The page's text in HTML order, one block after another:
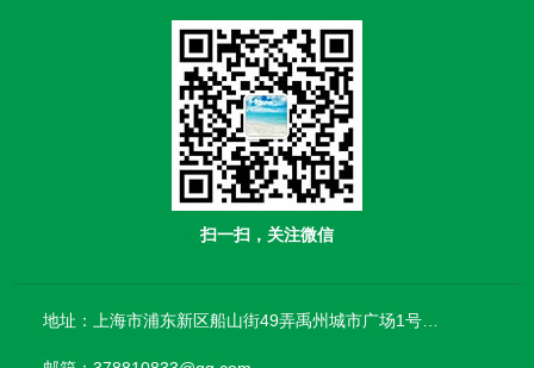
扫一扫，关注微信
地址：上海市浦东新区船山街49弄禹州城市广场1号楼906